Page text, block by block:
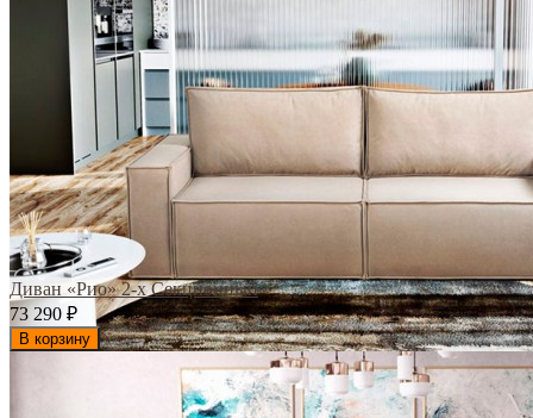
Диван «Рио» 2-х Секционный
73 290 ₽
В корзину